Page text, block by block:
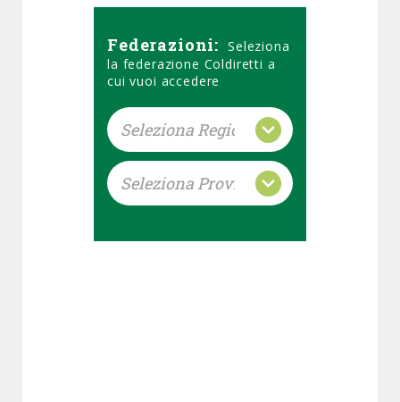
Federazioni: Seleziona
la federazione Coldiretti a
cui vuoi accedere